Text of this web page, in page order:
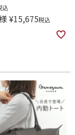
込
¥15,675税込